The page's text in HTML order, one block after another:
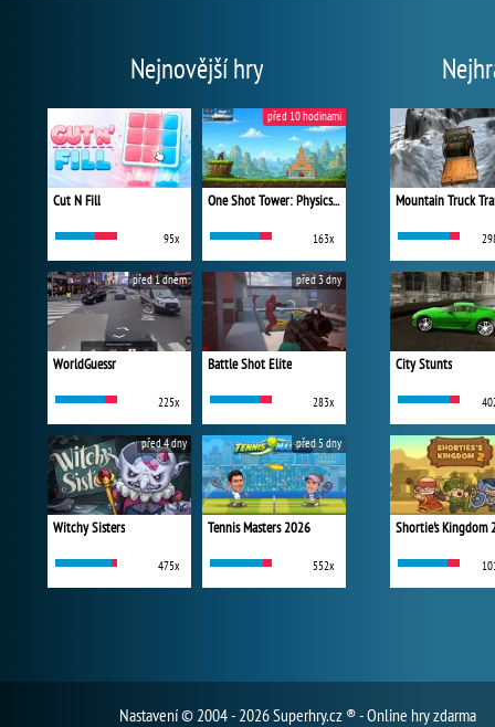
Nejnovější hry
Cut N Fill
95x
One Shot Tower: Physics Destroyer
163x
před 10 hodinami
WorldGuessr
225x
před 1 dnem
Battle Shot Elite
283x
před 3 dny
Witchy Sisters
475x
před 4 dny
Tennis Masters 2026
552x
před 5 dny
Mountain Truck
City Stunts
Shortie's Kingdom
Nastavení© 2004 - 2026 Superhry.cz ® - Online hry zdarma